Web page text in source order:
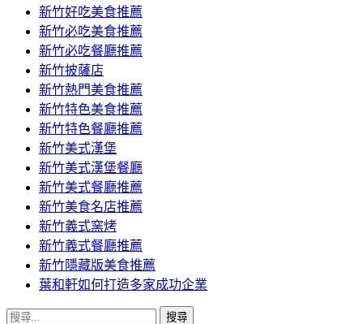
新竹好吃美食推薦
新竹必吃美食推薦
新竹必吃餐廳推薦
新竹披薩店
新竹熱門美食推薦
新竹特色美食推薦
新竹特色餐廳推薦
新竹美式漢堡
新竹美式漢堡餐廳
新竹美式餐廳推薦
新竹美食名店推薦
新竹義式窯烤
新竹義式餐廳推薦
新竹隱藏版美食推薦
葉和軒如何打造多家成功企業
搜